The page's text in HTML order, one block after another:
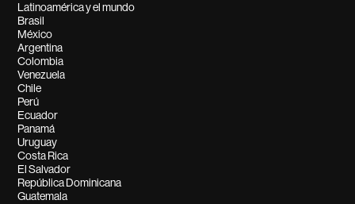
Latinoamérica y el mundo
Brasil
México
Argentina
Colombia
Venezuela
Chile
Perú
Ecuador
Panamá
Uruguay
Costa Rica
El Salvador
República Dominicana
Guatemala